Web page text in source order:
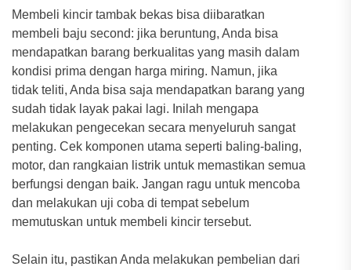
Membeli kincir tambak bekas bisa diibaratkan
membeli baju second: jika beruntung, Anda bisa
mendapatkan barang berkualitas yang masih dalam
kondisi prima dengan harga miring. Namun, jika
tidak teliti, Anda bisa saja mendapatkan barang yang
sudah tidak layak pakai lagi. Inilah mengapa
melakukan pengecekan secara menyeluruh sangat
penting. Cek komponen utama seperti baling-baling,
motor, dan rangkaian listrik untuk memastikan semua
berfungsi dengan baik. Jangan ragu untuk mencoba
dan melakukan uji coba di tempat sebelum
memutuskan untuk membeli kincir tersebut.
Selain itu, pastikan Anda melakukan pembelian dari